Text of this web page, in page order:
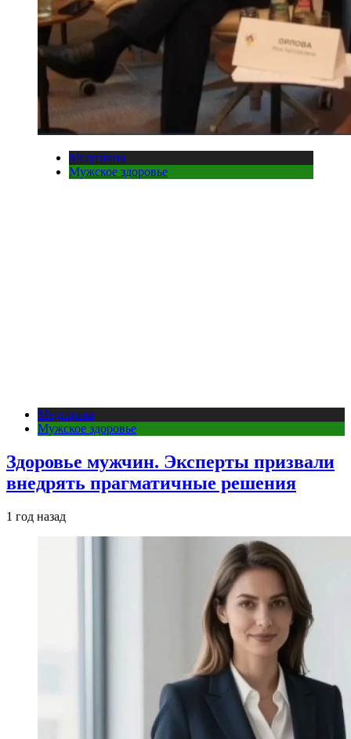
Медицина
Мужское здоровье
Медицина
Мужское здоровье
Здоровье мужчин. Эксперты призвали
внедрять прагматичные решения
1 год назад